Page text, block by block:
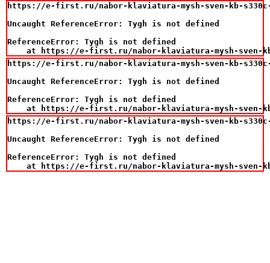
https://e-first.ru/nabor-klaviatura-mysh-sven-kb-s330c-
Uncaught ReferenceError: Tygh is not defined
ReferenceError: Tygh is not defined
at https://e-first.ru/nabor-klaviatura-mysh-
https://e-first.ru/nabor-klaviatura-mysh-sven-kb-
Uncaught ReferenceError: Tygh is not defined
ReferenceError: Tygh is not defined
at https://e-first.ru/nabor-klaviatura-mysh-
https://e-first.ru/nabor-klaviatura-mysh-sven-kb-
Uncaught ReferenceError: Tygh is not defined
ReferenceError: Tygh is not defined
at https://e-first.ru/nabor-klaviatura-mysh-